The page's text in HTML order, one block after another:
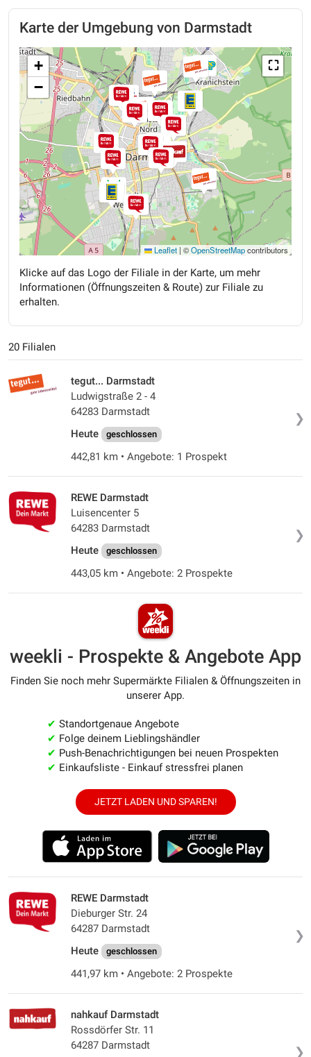
Karte der Umgebung von Darmstadt
⛶
+
−
Leaflet | ©OpenStreetMapcontributors
Klicke auf das Logo der Filiale in der Karte, um mehr
Informationen (Öffnungszeiten & Route) zur Filiale zu
erhalten.
20 Filialen
❯
tegut... Darmstadt
Ludwigstraße 2 - 4
64283 Darmstadt
Heute
geschlossen
442,81 km • Angebote: 1 Prospekt
❯
REWE Darmstadt
Luisencenter 5
64283 Darmstadt
Heute
geschlossen
443,05 km • Angebote: 2 Prospekte
weekli - Prospekte & Angebote App
Finden Sie noch mehr Supermärkte Filialen & Öffnungszeiten in
unserer App.
✔ Standortgenaue Angebote
✔ Folge deinem Lieblingshändler
✔ Push-Benachrichtigungen bei neuen Prospekten
✔ Einkaufsliste - Einkauf stressfrei planen
JETZT LADEN UND SPAREN!
❯
REWE Darmstadt
Dieburger Str. 24
64287 Darmstadt
Heute
geschlossen
441,97 km • Angebote: 2 Prospekte
❯
nahkauf Darmstadt
Rossdörfer Str. 11
64287 Darmstadt